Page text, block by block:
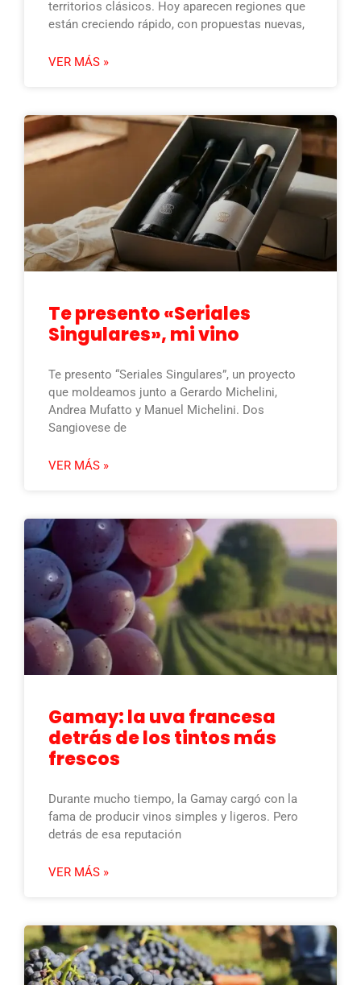
territorios clásicos. Hoy aparecen regiones que
están creciendo rápido, con propuestas nuevas,
VER MÁS »
Te presento «Seriales
Singulares», mi vino
Te presento “Seriales Singulares”, un proyecto
que moldeamos junto a Gerardo Michelini,
Andrea Mufatto y Manuel Michelini. Dos
Sangiovese de
VER MÁS »
Gamay: la uva francesa
detrás de los tintos más
frescos
Durante mucho tiempo, la Gamay cargó con la
fama de producir vinos simples y ligeros. Pero
detrás de esa reputación
VER MÁS »